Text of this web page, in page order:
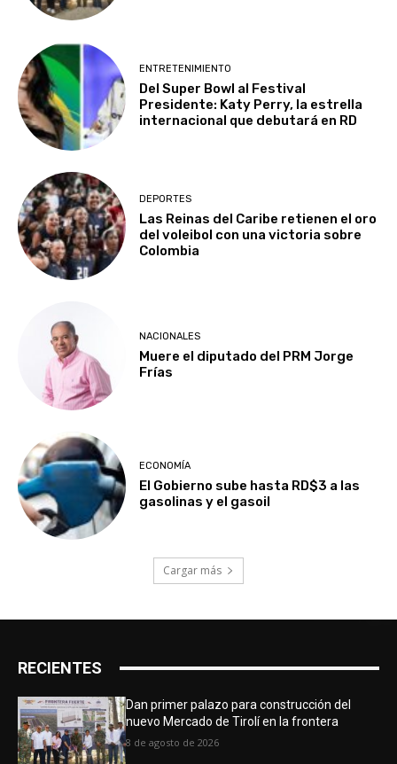
ENTRETENIMIENTO
Del Super Bowl al Festival
Presidente: Katy Perry, la estrella
internacional que debutará en RD
DEPORTES
Las Reinas del Caribe retienen el oro
del voleibol con una victoria sobre
Colombia
NACIONALES
Muere el diputado del PRM Jorge
Frías
ECONOMÍA
El Gobierno sube hasta RD$3 a las
gasolinas y el gasoil
Cargar más
RECIENTES
Dan primer palazo para construcción del
nuevo Mercado de Tirolí en la frontera
8 de agosto de 2026